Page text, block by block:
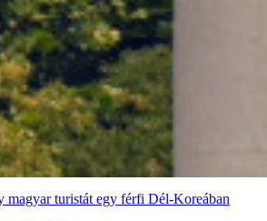
magyar turistát egy férfi Dél-Koreában